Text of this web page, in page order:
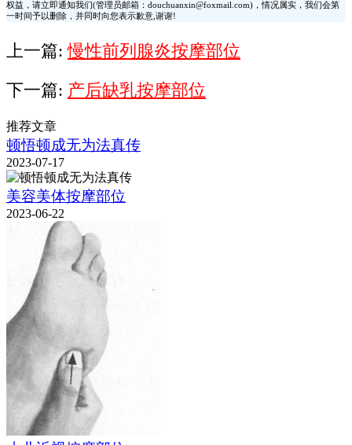
权益，请立即通知我们(管理员邮箱：douchuanxin@foxmail.com)，情况属实，我们会第
一时间予以删除，并同时向您表示歉意,谢谢!
上一篇: 慢性前列腺炎按摩部位
下一篇: 产后缺乳按摩部位
推荐文章
顿悟顿成无为法真传
2023-07-17
美容美体按摩部位
2023-06-22